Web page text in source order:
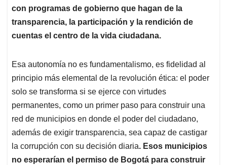
con programas de gobierno que hagan de la
transparencia, la participación y la rendición de
cuentas el centro de la vida ciudadana.
Esa autonomía no es fundamentalismo, es fidelidad al
principio más elemental de la revolución ética: el poder
solo se transforma si se ejerce con virtudes
permanentes, como un primer paso para construir una
red de municipios en donde el poder del ciudadano,
además de exigir transparencia, sea capaz de castigar
la corrupción con su decisión diaria. Esos municipios
no esperarían el permiso de Bogotá para construir